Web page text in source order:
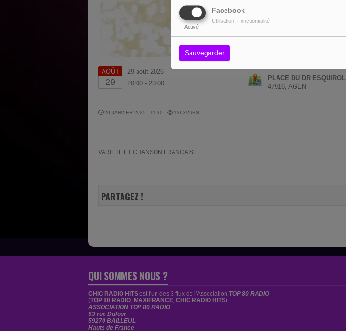
Facebook
Activé
Utilisation: Fonctionnalité
Sauvegarder
AOÛT
29
29 août 2026
20:00 - 23:00
PLACE DU DR ESQUIROL
47916, AGEN
20 JANVIER 2025 - 11:30 - 1363VUES
VARIETE ET CHANSON FRANCAISE
PARTAGEZ !
QUI SOMMES NOUS ?
CHIC RADIO HITS est l'un des 3 flux de l'Association TOP 80 RADIO
(TOP 80 RADIO, MAXIFRANCE, CHIC RADIO HITS)
ASSOCIATION TOP 80 RADIO
53 rue Dufour
59270 BAILLEUL
Hauts de France